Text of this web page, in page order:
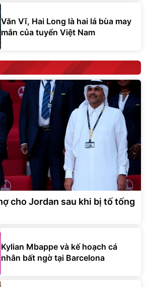
Văn Vĩ, Hai Long là hai lá bùa may
mắn của tuyển Việt Nam
cho Jordan sau khi bị tố tống
Kylian Mbappe và kế hoạch cá
nhân bất ngờ tại Barcelona